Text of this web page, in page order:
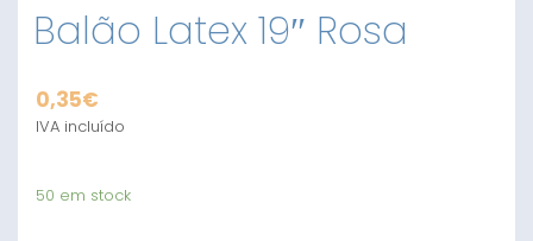
Balão Latex 19″ Rosa
0,35€
IVA incluído
50 em stock